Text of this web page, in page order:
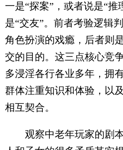
一是“探案”，或者说是“推
是“交友”。前者考验逻辑
角色扮演的戏瘾，后者则
交的目的。这三点核心竞
多浸淫各行各业多年，拥
群体注重知识和体验，以
相互契合。
观察中老年玩家的剧本